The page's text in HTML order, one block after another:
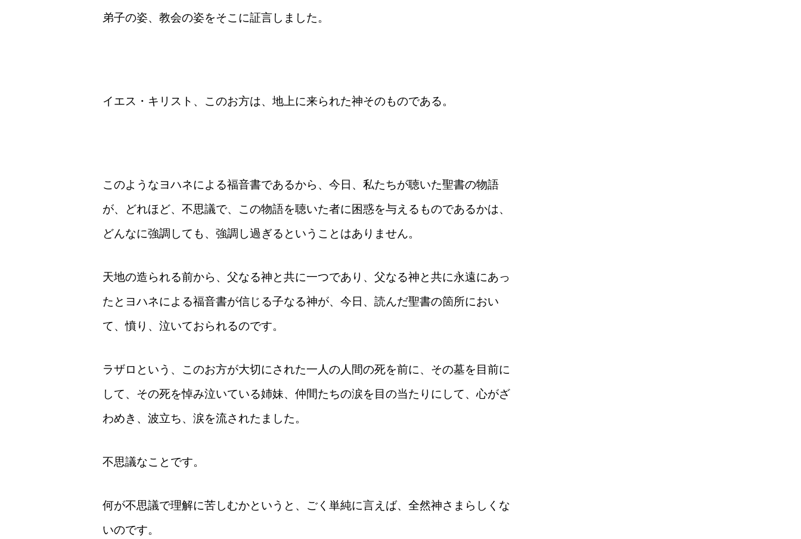
弟子の姿、教会の姿をそこに証言しました。
イエス・キリスト、このお方は、地上に来られた神そのものである。
このようなヨハネによる福音書であるから、今日、私たちが聴いた聖書の物語
が、どれほど、不思議で、この物語を聴いた者に困惑を与えるものであるかは、
どんなに強調しても、強調し過ぎるということはありません。
天地の造られる前から、父なる神と共に一つであり、父なる神と共に永遠にあっ
たとヨハネによる福音書が信じる子なる神が、今日、読んだ聖書の箇所におい
て、憤り、泣いておられるのです。
ラザロという、このお方が大切にされた一人の人間の死を前に、その墓を目前に
して、その死を悼み泣いている姉妹、仲間たちの涙を目の当たりにして、心がざ
わめき、波立ち、涙を流されたました。
不思議なことです。
何が不思議で理解に苦しむかというと、ごく単純に言えば、全然神さまらしくな
いのです。